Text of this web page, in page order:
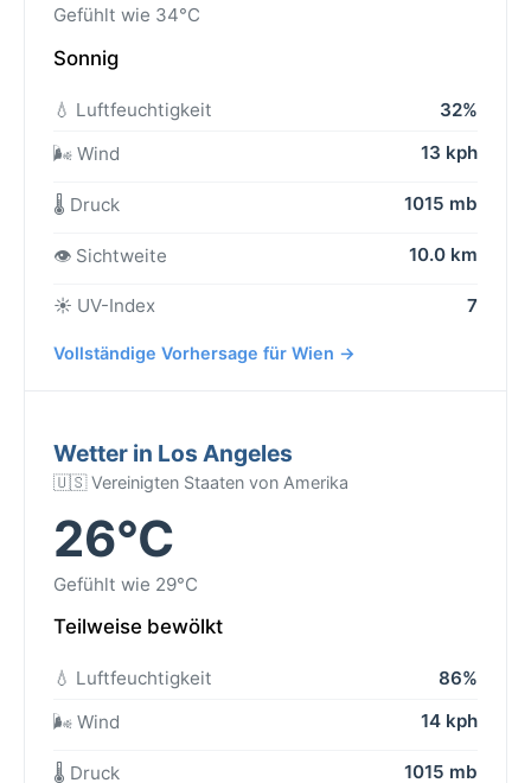
Gefühlt wie 34°C
Sonnig
💧 Luftfeuchtigkeit
32%
🌬️ Wind
13 kph
🌡️ Druck 1015 mb
👁️ Sichtweite 10.0 km
☀️ UV-Index 7
Vollständige Vorhersage für Wien →
Wetter in Los Angeles
🇺🇸 Vereinigten Staaten von Amerika
26°C
Gefühlt wie 29°C
Teilweise bewölkt
💧 Luftfeuchtigkeit
86%
🌬️ Wind
14 kph
🌡️ Druck 1015 mb